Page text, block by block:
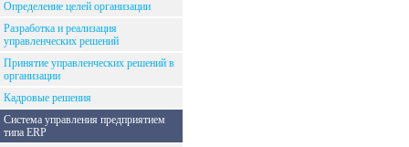
Определение целей организации
Разработка и реализация
управленческих решений
Принятие управленческих решений в
организации
Кадровые решения
Система управления предприятием
типа ERP